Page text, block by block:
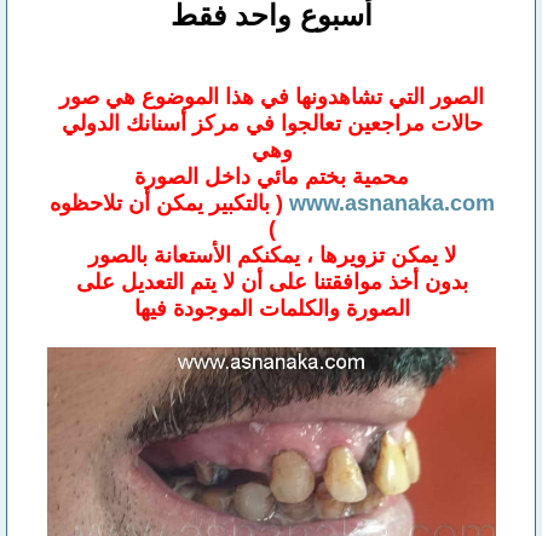
أسبوع واحد فقط
الصور التي تشاهدونها في هذا الموضوع هي صور
حالات مراجعين تعالجوا في مركز أسنانك الدولي
وهي
محمية بختم مائي داخل الصورة
www.asnanaka.com( بالتكبير يمكن أن تلاحظوه
)
لا يمكن تزويرها ، يمكنكم الأستعانة بالصور
بدون أخذ موافقتنا على أن لا يتم التعديل على
الصورة والكلمات الموجودة فيها